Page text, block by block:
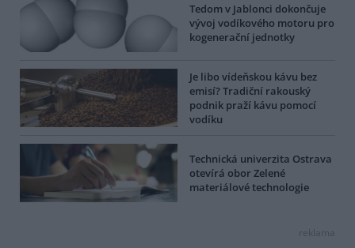
Tedom v Jablonci dokončuje
vývoj vodíkového motoru pro
kogenerační jednotky
Je libo vídeňskou kávu bez
emisí? Tradiční rakouský
podnik praží kávu pomocí
vodíku
Technická univerzita Ostrava
otevírá obor Zelené
materiálové technologie
reklama